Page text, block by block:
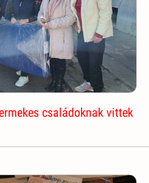
családoknak vittek